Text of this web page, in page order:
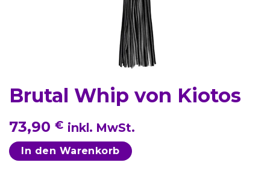
Brutal Whip von Kiotos
73,90 € inkl. MwSt.
In den Warenkorb